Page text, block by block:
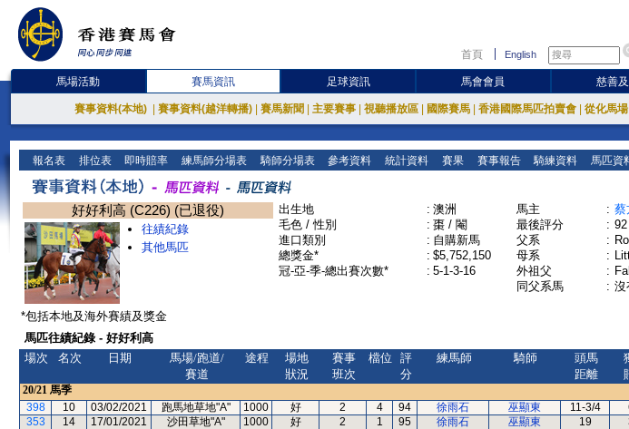
首頁 English
馬場活動 賽馬資訊 足球資訊 馬會會員 慈善
賽事資料(本地) 賽事資料(越洋轉播) 賽馬新聞 主要賽事 視聽播放區 國際賽馬 香港國際馬匹拍賣會 從化馬場
報名表 排位表 即時賠率 練馬師分場表 騎師分場表 參考資料 統計資料 賽果 賽事報告 騎練資料 馬匹資
好好利高 (C226) (已退役)
往績紀錄
其他馬匹
出生地 : 澳洲
毛色 / 性別
: 棗 / 閹
進口類別
: 自購新馬
總獎金*
: $5,752,150
冠-亞-季-總出賽次數*
: 5-1-3-16
馬主 : 蔡
最後評分
: 92
父系
:
母系
:
外祖父
:
同父系馬
: 沒
*包括本地及海外賽績及獎金
馬匹往績紀錄 - 好好利高
場次
名次 日期
馬場/跑道/
賽道
途程
場地
狀況
賽事
班次
檔位
評
分
練馬師 騎師
頭馬
距離
20/21 馬季
398
10 03/02/2021 跑馬地草地"A" 1000 好 2 4 94 徐雨石 巫顯東 11-3/4
353
14 17/01/2021 沙田草地"A" 1000 好 2 1 95 徐雨石 巫顯東 19